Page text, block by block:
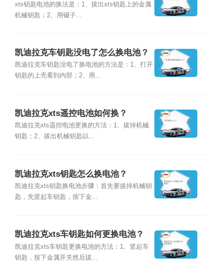
xts钥匙电池的换法是：1、拔出xts钥匙上的金属
机械钥匙；2、用镊子...
凯迪拉克车钥匙没电了怎么换电池？
凯迪拉克车钥匙没电了换电池的方法是：1、打开
钥匙的上壳看到内部；2、用...
凯迪拉克xts遥控电池如何换？
凯迪拉克xts遥控电池更换的方法：1、拔掉机械
钥匙；2、拔出机械钥匙以...
凯迪拉克xts钥匙怎么换电池？
凯迪拉克xts钥匙换电池步骤：首先要拔掉机械钥
匙，先竖起车钥匙，按下金...
凯迪拉克xts车钥匙如何更换电池？
凯迪拉克xts车钥匙更换电池的方法：1、竖起车
钥匙，按下金属开关然后拔...